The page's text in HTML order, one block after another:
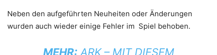
Neben den aufgeführten Neuheiten oder Änderungen
wurden auch wieder einige Fehler im Spiel behoben.
MEHR: ARK – MIT DIESEM